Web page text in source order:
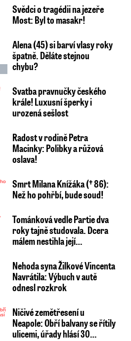
Svědci o tragédii na jezeře
Most: Byl to masakr!
Alena (45) si barví vlasy roky
špatně. Děláte stejnou
chybu?
Svatba pravnučky českého
krále! Luxusní šperky i
urozená sešlost
Radost v rodině Petra
Macinky: Polibky a růžová
oslava!
Smrt Milana Knížáka († 86):
Než ho pohřbí, bude soud!
Tománková vedle Partie dva
roky tajně studovala. Dcera
málem nestihla její…
Nehoda syna Žilkové Vincenta
Navrátila: Výbuch v autě
odnesl rozkrok
Ničivé zemětřesení u
Neapole: Obří balvany se řítily
ulicemi, úřady hlásí 30…